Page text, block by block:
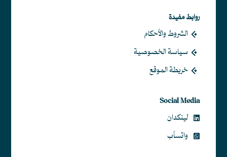
روابط مفيدة
الشروط والأحكام
سياسة الخصوصية
خريطة الموقع
Social Media
لينكدان
واتسأب